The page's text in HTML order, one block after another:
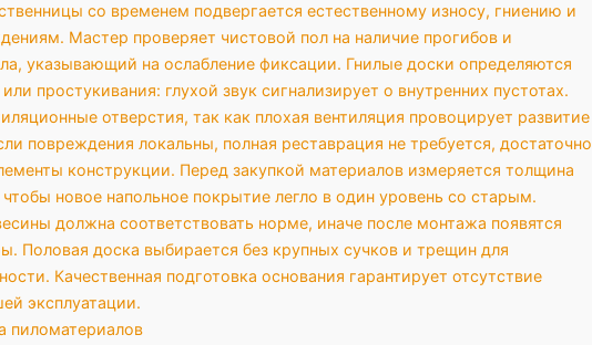
со временем подвергается естественному износу, гниению и
Мастер проверяет чистовой пол на наличие прогибов и
указывающий на ослабление фиксации. Гнилые доски определяются
простукивания: глухой звук сигнализирует о внутренних пустотах.
отверстия, так как плохая вентиляция провоцирует развитие
повреждения локальны, полная реставрация не требуется, достаточно
конструкции. Перед закупкой материалов измеряется толщина
новое напольное покрытие легло в один уровень со старым.
должна соответствовать норме, иначе после монтажа появятся
Половая доска выбирается без крупных сучков и трещин для
Качественная подготовка основания гарантирует отсутствие
эксплуатации.
пиломатериалов